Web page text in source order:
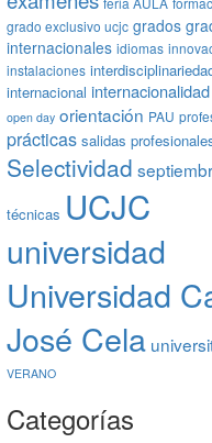
grado exclusivo ucjc grados
internacionales idiomas
instalaciones
internacional internacionalidad
open day orientación PAU
prácticas salidas
Selectividad
técnicas UCJC
universidad
Universidad
José Cela
VERANO
Categorías